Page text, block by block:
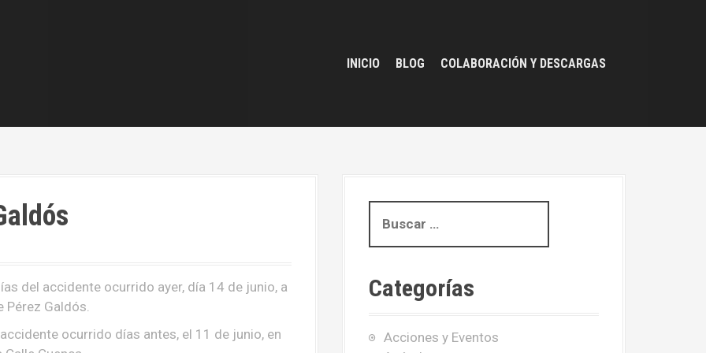
INICIO BLOG COLABORACIÓN Y DESCARGAS
del accidente ocurrido ayer, día 14 de junio, a
Pérez Galdós.
ocurrido días antes, el 11 de junio, en
s
a
Categorías
Acciones y Eventos